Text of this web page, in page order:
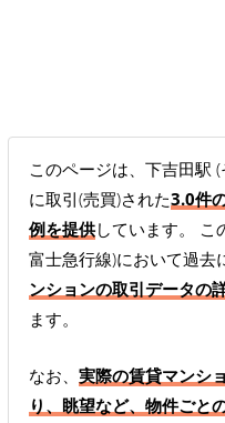
このページは、下吉田駅
に取引(売買)された3.0件
例を提供しています。 こ
富士急行線)において過去
ンションの取引データの
ます。
なお、 実際の賃貸マンシ
り、眺望など、物件ごと